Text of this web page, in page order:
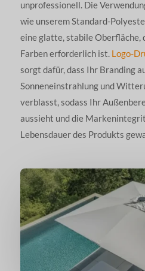
unprofessionell. Die
wie unserem Standard-
eine glatte, stabile Oberfläche,
Farben erforderlich ist. Logo-
sorgt dafür, dass Ihr Branding
Sonneneinstrahlung und
verblasst, sodass Ihr
aussieht und die
Lebensdauer des Produkts